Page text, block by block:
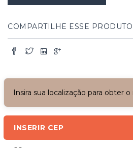
COMPARTILHE ESSE PRODUTO
Insira sua localização para obter
INSERIR CEP